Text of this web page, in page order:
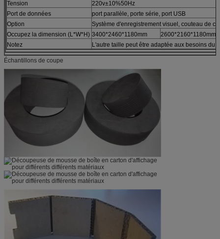
Tension
220v±10%50Hz
Port de données
port parallèle, porte série, port USB
Option
Système d'enregistrement visuel, couteau de
Occupez la dimension (L*W*H) 3400*2460*1180mm
2600*2160*1180mm
Notez
L'autre taille peut être adaptée aux besoins du
Échantillons de coupe